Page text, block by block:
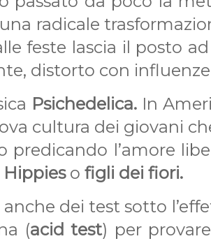
radicale
feste lascia il posto
distorto con
Psichedelica. In
cultura dei giovani
predicando l’amore
Hippies o figli dei fiori.
anche dei test sotto
(acid test) per